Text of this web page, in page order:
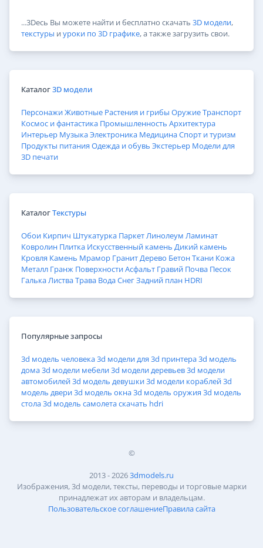
...3Dесь Вы можете найти и бесплатно скачать 3D модели,
текстуры и уроки по 3D графике, а также загрузить свои.
Каталог3D модели
ПерсонажиЖивотные Растения и грибы ОружиеТранспорт
Космос и фантастика Промышленность Архитектура
Интерьер МузыкаЭлектроника МедицинаСпорт и туризм
Продукты питания Одежда и обувь Экстерьер Модели для
3D печати
КаталогТекстуры
Обои Кирпич Штукатурка ПаркетЛинолеум Ламинат
Ковролин Плитка Искусственный камень Дикий камень
Кровля Камень Мрамор ГранитДерево БетонТкани Кожа
Металл Гранж ПоверхностиАсфальт Гравий Почва Песок
ГалькаЛистваТрава ВодаСнегЗадний план HDRI
Популярные запросы
3d модель человека3d модели для 3d принтера3d модель
дома3d модели мебели3d модели деревьев3d модели
автомобилей3d модель девушки3d модели кораблей3d
модель двери3d модель окна3d модель оружия 3d модель
стола3d модель самолетаскачать hdri
©
2013 - 20263dmodels.ru
Изображения, 3d модели, тексты, переводы и торговые марки
принадлежат их авторам и владельцам.
Пользовательское соглашениеПравила сайта